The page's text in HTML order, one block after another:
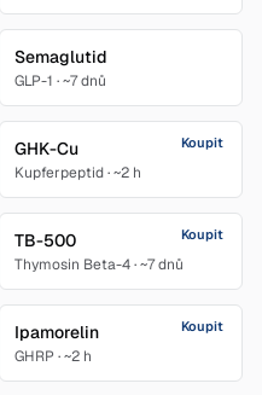
Semaglutid
GLP-1 ·~7 dnů
GHK-Cu
Kupferpeptid·~2 h
Koupit
TB-500
Thymosin Beta-4·~7 dnů
Koupit
Ipamorelin
GHRP ·~2 h
Koupit